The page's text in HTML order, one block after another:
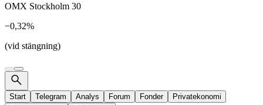
OMX Stockholm 30
−0,32%
(vid stängning)
Start Telegram Analys Forum Fonder
Privatekonomi